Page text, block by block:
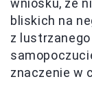
wniosku, że
bliskich na
z
znaczenie w